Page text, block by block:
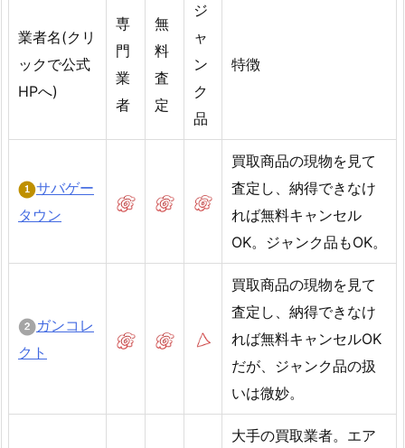
業者名(クリ
ックで公式
HPへ)
専
門
業
者
無
料
査
定
ジ
ャ
ン
ク
品
特徴
サバゲー
タウン
買取商品の現物を見て
査定し、納得できなけ
れば無料キャンセル
OK。ジャンク品もOK。
ガンコレ
クト
買取商品の現物を見て
査定し、納得できなけ
れば無料キャンセルOK
だが、ジャンク品の扱
いは微妙。
大手の買取業者。エア